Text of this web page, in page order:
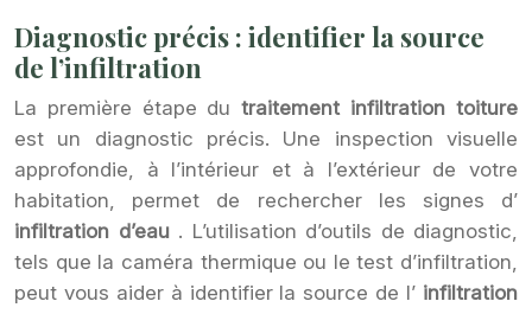
Diagnostic précis : identifier la source
de l’infiltration
La première étape dutraitement infiltration toiture
est un diagnostic précis. Une inspection visuelle
approfondie, à l’intérieur et à l’extérieur de votre
habitation, permet de rechercher les signes d’
infiltration d’eau . L’utilisation d’outils de diagnostic,
tels que la caméra thermique ou le test d’infiltration,
peut vous aider à identifier la source de l’ infiltration